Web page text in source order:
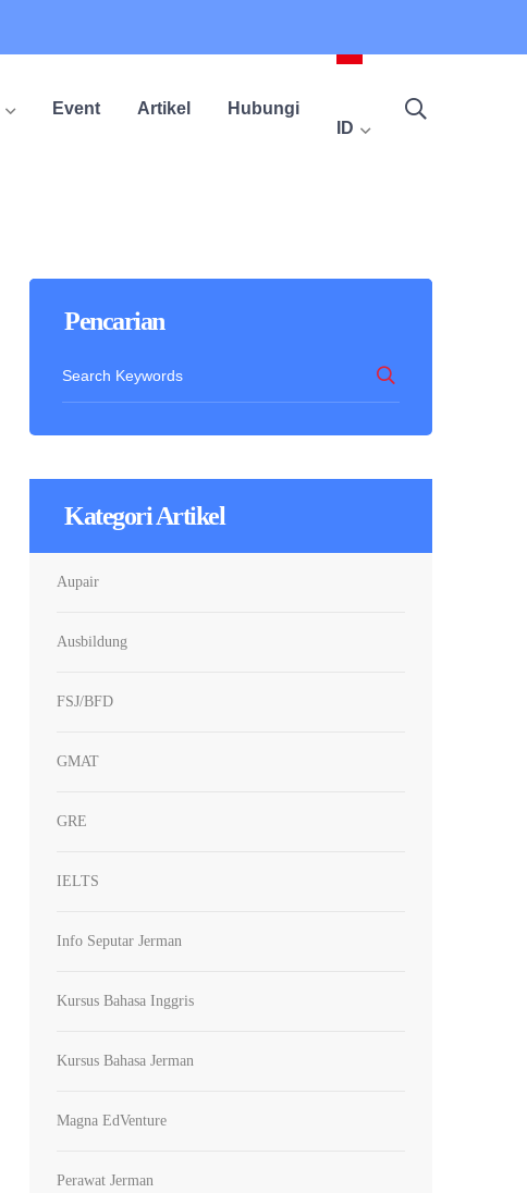
Event Artikel
Hubungi
ID
Pencarian
Kategori Artikel
Aupair
Ausbildung
FSJ/BFD
GMAT
GRE
IELTS
Info Seputar Jerman
Kursus Bahasa Inggris
Kursus Bahasa Jerman
Magna EdVenture
Perawat Jerman